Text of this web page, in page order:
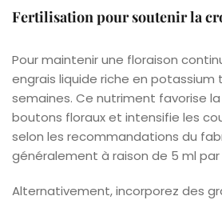
Fertilisation pour soutenir la
Pour maintenir une floraison
engrais liquide riche en potassium
semaines. Ce nutriment favorise
boutons floraux et intensifie les
selon les recommandations du
généralement à raison de 5 ml par
Alternativement, incorporez des